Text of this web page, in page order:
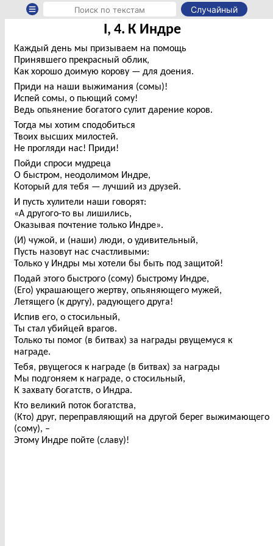
Случайный
I, 4. К Индре
Каждый день мы призываем на помощь
Принявшего прекрасный облик,
Как хорошо доимую корову — для доения.
Приди на наши выжимания (сомы)!
Испей сомы, о пьющий сому!
Ведь опьянение богатого сулит дарение коров.
Тогда мы хотим сподобиться
Твоих высших милостей.
Не прогляди нас! Приди!
Пойди спроси мудреца
О быстром, неодолимом Индре,
Который для тебя — лучший из друзей.
И пусть хулители наши говорят:
«А другого-то вы лишились,
Оказывая почтение только Индре».
(И) чужой, и (наши) люди, о удивительный,
Пусть назовут нас счастливыми:
Только у Индры мы хотели бы быть под защитой!
Подай этого быстрого (сому) быстрому Индре,
(Его) украшающего жертву, опьяняющего мужей,
Летящего (к другу), радующего друга!
Испив его, о стосильный,
Ты стал убийцей врагов.
Только ты помог (в битвах) за награды рвущемуся к
награде.
Тебя, рвущегося к награде (в битвах) за награды
Мы подгоняем к награде, о стосильный,
К захвату богатств, о Индра.
Кто великий поток богатства,
(Кто) друг, переправляющий на другой берег выжимающего
(сому), –
Этому Индре пойте (славу)!